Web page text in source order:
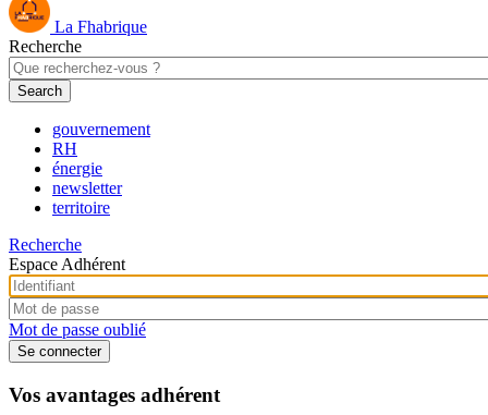
La Fhabrique
Recherche
gouvernement
RH
énergie
newsletter
territoire
Recherche
Espace Adhérent
Mot de passe oublié
Vos avantages adhérent